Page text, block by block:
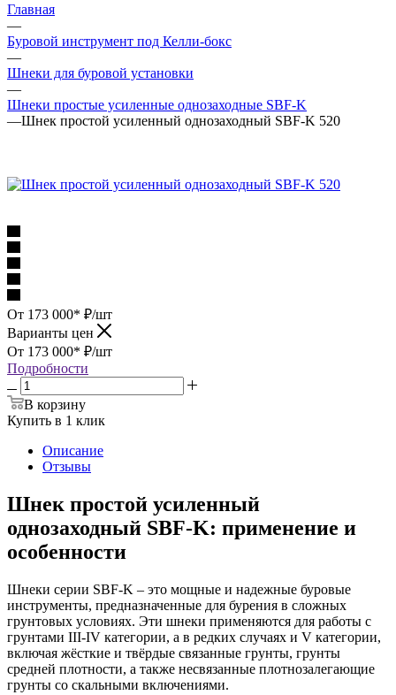
Главная
—
Буровой инструмент под Келли-бокс
—
Шнеки для буровой установки
—
Шнеки простые усиленные однозаходные SBF-K
—Шнек простой усиленный однозаходный SBF-K 520
От 173 000* ₽/шт
Варианты цен
От 173 000* ₽/шт
Подробности
В корзину
Купить в 1 клик
Описание
Отзывы
Шнек простой усиленный
однозаходный SBF-K: применение и
особенности
Шнеки серии SBF-K – это мощные и надежные буровые
инструменты, предназначенные для бурения в сложных
грунтовых условиях. Эти шнеки применяются для работы с
грунтами III-IV категории, а в редких случаях и V категории,
включая жёсткие и твёрдые связанные грунты, грунты
средней плотности, а также несвязанные плотнозалегающие
грунты со скальными включениями.